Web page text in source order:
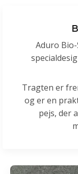
Aduro
Tragten er
og er en
pejs, der